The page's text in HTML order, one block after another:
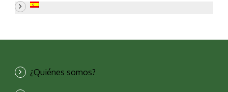
¿Quiénes somos?